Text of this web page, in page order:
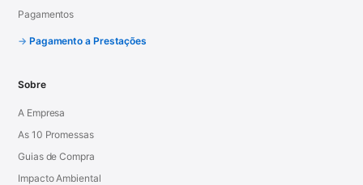
Pagamentos
Pagamento a Prestações
Sobre
A Empresa
As 10 Promessas
Guias de Compra
Impacto Ambiental